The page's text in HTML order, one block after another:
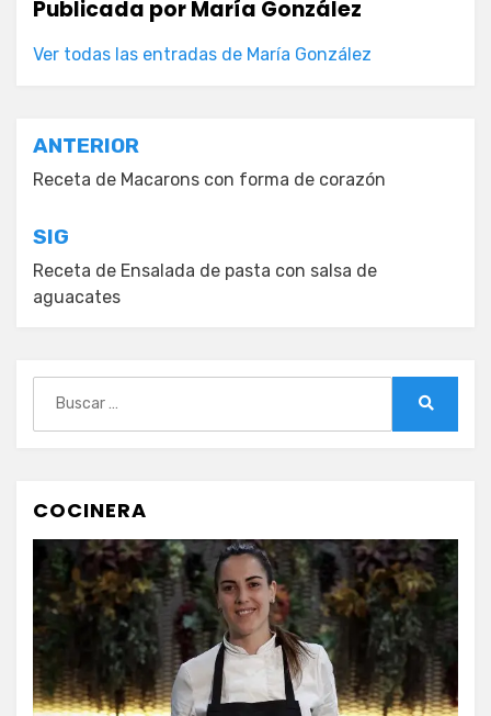
Publicada porMaría González
Ver todas las entradas de María González
Navegación
de
entradas
ANTERIOR
Receta de Macarons con forma de corazón
SIG
Receta de Ensalada de pasta con salsa de
aguacates
COCINERA